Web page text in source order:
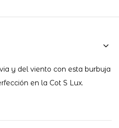
y del viento con esta burbuja
en la Cot S Lux.